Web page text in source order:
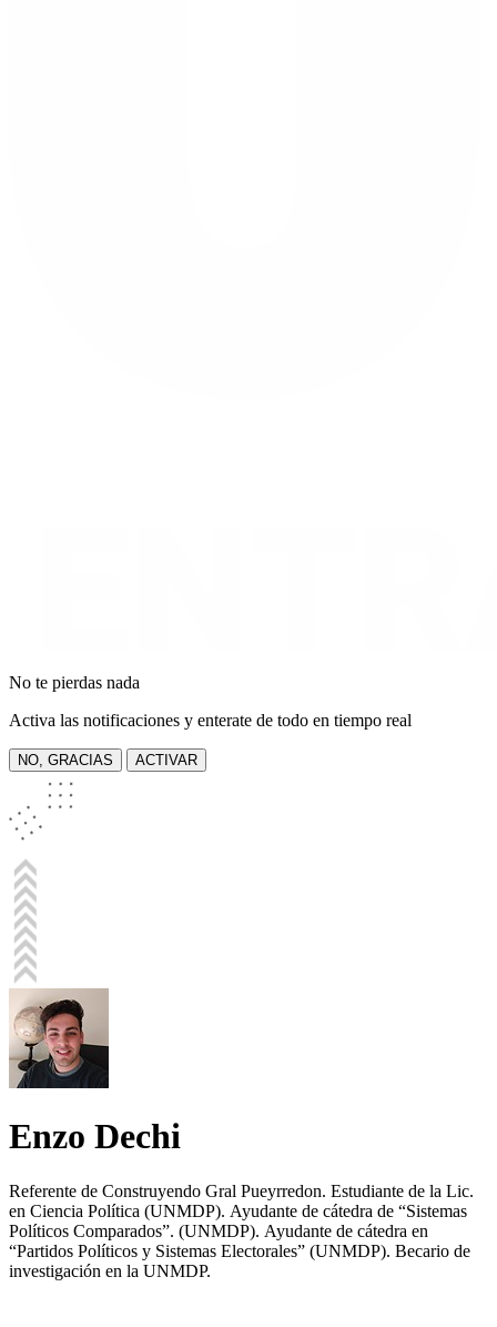
No te pierdas nada
Activa las notificaciones y enterate de todo en tiempo real
NO, GRACIAS ACTIVAR
Enzo Dechi
Referente de Construyendo Gral Pueyrredon. Estudiante de la Lic.
en Ciencia Política (UNMDP). Ayudante de cátedra de “Sistemas
Políticos Comparados”. (UNMDP). Ayudante de cátedra en
“Partidos Políticos y Sistemas Electorales” (UNMDP). Becario de
investigación en la UNMDP.